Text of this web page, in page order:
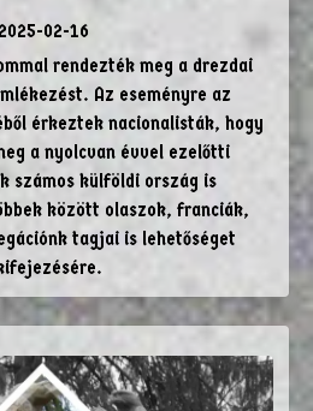
2025-02-16
rendezték meg a drezdai
Az eseményre az
érkeztek nacionalisták, hogy
a nyolcvan évvel ezelőtti
számos külföldi ország is
között olaszok, franciák,
tagjai is lehetőséget